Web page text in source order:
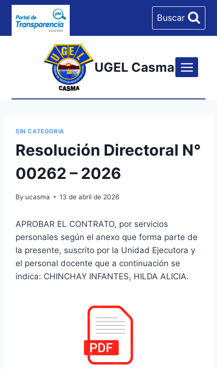
Skip
Buscar
UGEL Casma
SIN CATEGORIA
Resolución Directoral N°
00262 – 2026
By ucasma 13 de abril de 2026
APROBAR EL CONTRATO, por servicios
personales según el anexo que forma parte de
la presente, suscrito por la Unidad Ejecutora y
el personal docente que a continuación se
indica: CHINCHAY INFANTES, HILDA ALICIA.